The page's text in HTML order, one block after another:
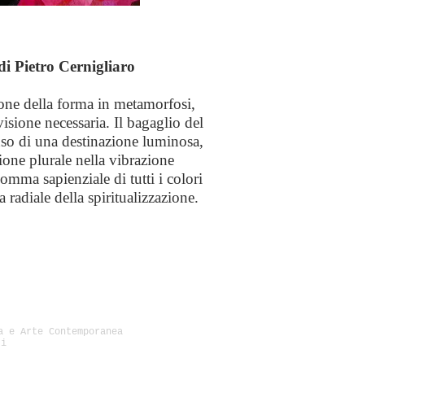
Pietro Cernigliaro
della forma in metamorfosi,
necessaria. Il bagaglio del
di una destinazione luminosa,
plurale nella vibrazione
sapienziale di tutti i colori
radiale della spiritualizzazione.
Arte Contemporanea